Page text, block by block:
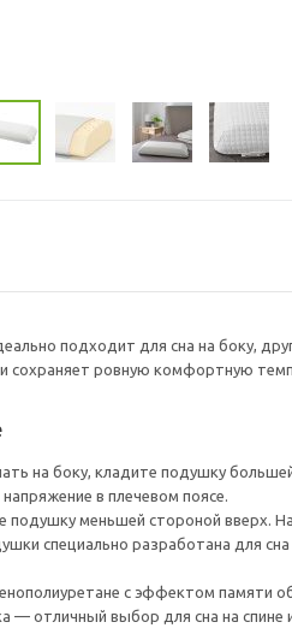
подходит для сна на боку,
сохраняет ровную комфортную
на боку, кладите подушку
в плечевом поясе.
подушку меньшей стороной вверх.
специально разработана для
с эффектом памяти
— отличный выбор для сна на спине